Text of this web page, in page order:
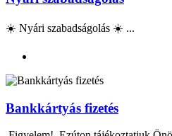
☀️ Nyári szabadságolás ☀️ ...
Bankkártyás fizetés